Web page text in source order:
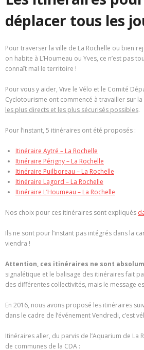
déplacer tous les
Pour traverser la ville de La Rochelle ou bien
on habite à L’Houmeau ou Yves, ce n’est pas
connaît mal le territoire !
Pour vous y aider, Vive le Vélo et le Comité
Cyclotourisme ont commencé à travailler sur
les plus directs et les plus sécurisés possibles.
Pour l’instant, 5 itinéraires ont été proposés :
Itinéraire Aytré – La Rochelle
Itinéraire Périgny – La Rochelle
Itinéraire Puilboreau – La Rochelle
Itinéraire Lagord – La Rochelle
Itinéraire L’Houmeau – La Rochelle
Nos choix pour ces itinéraires sont expliqués
Ils ne sont pour l’instant pas intégrés dans la
viendra !
Attention, ces itinéraires ne sont
signalétique et le balisage des itinéraires fait
des différentes collectivités, mais le message
En 2016, nous avons proposé les itinéraires
dans le cadre de l’événement Vendredi, c’est
Itinéraires aller, du parvis de l’Aquarium de La
de communes de la CDA :